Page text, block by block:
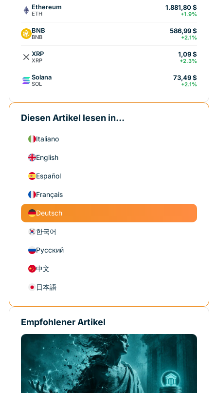
Ethereum
ETH
1.881,80 $
+1.9%
BNB
BNB
586,99 $
+2.1%
XRP
XRP
1,09 $
+2.3%
Solana
SOL
73,49 $
+2.1%
Diesen Artikel lesen in...
Italiano
English
Español
Français
Deutsch
한국어
Русский
中文
日本語
Empfohlener Artikel